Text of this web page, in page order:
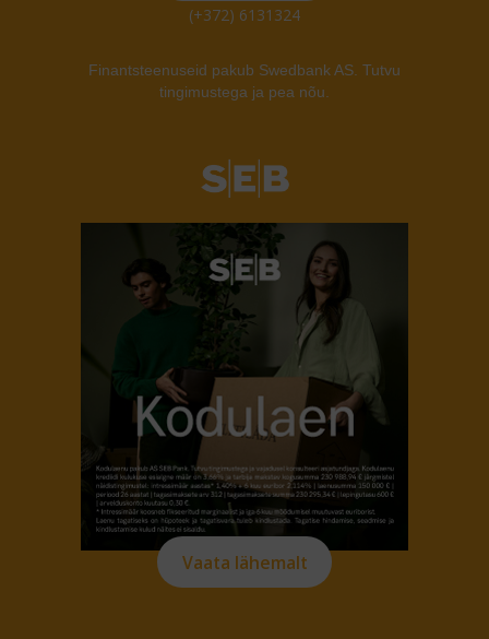
(+372) 6131324
Finantsteenuseid pakub Swedbank AS. Tutvu
tingimustega ja pea nõu.
Vaata lähemalt